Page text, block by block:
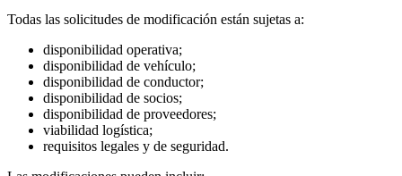
Todas las solicitudes de modificación están sujetas a:
disponibilidad operativa;
disponibilidad de vehículo;
disponibilidad de conductor;
disponibilidad de socios;
disponibilidad de proveedores;
viabilidad logística;
requisitos legales y de seguridad.